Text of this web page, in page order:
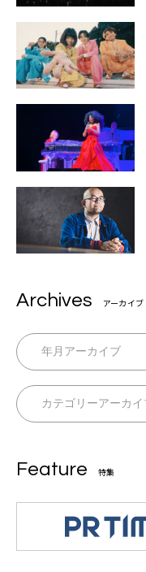
Archives アーカイブ
Feature 特集